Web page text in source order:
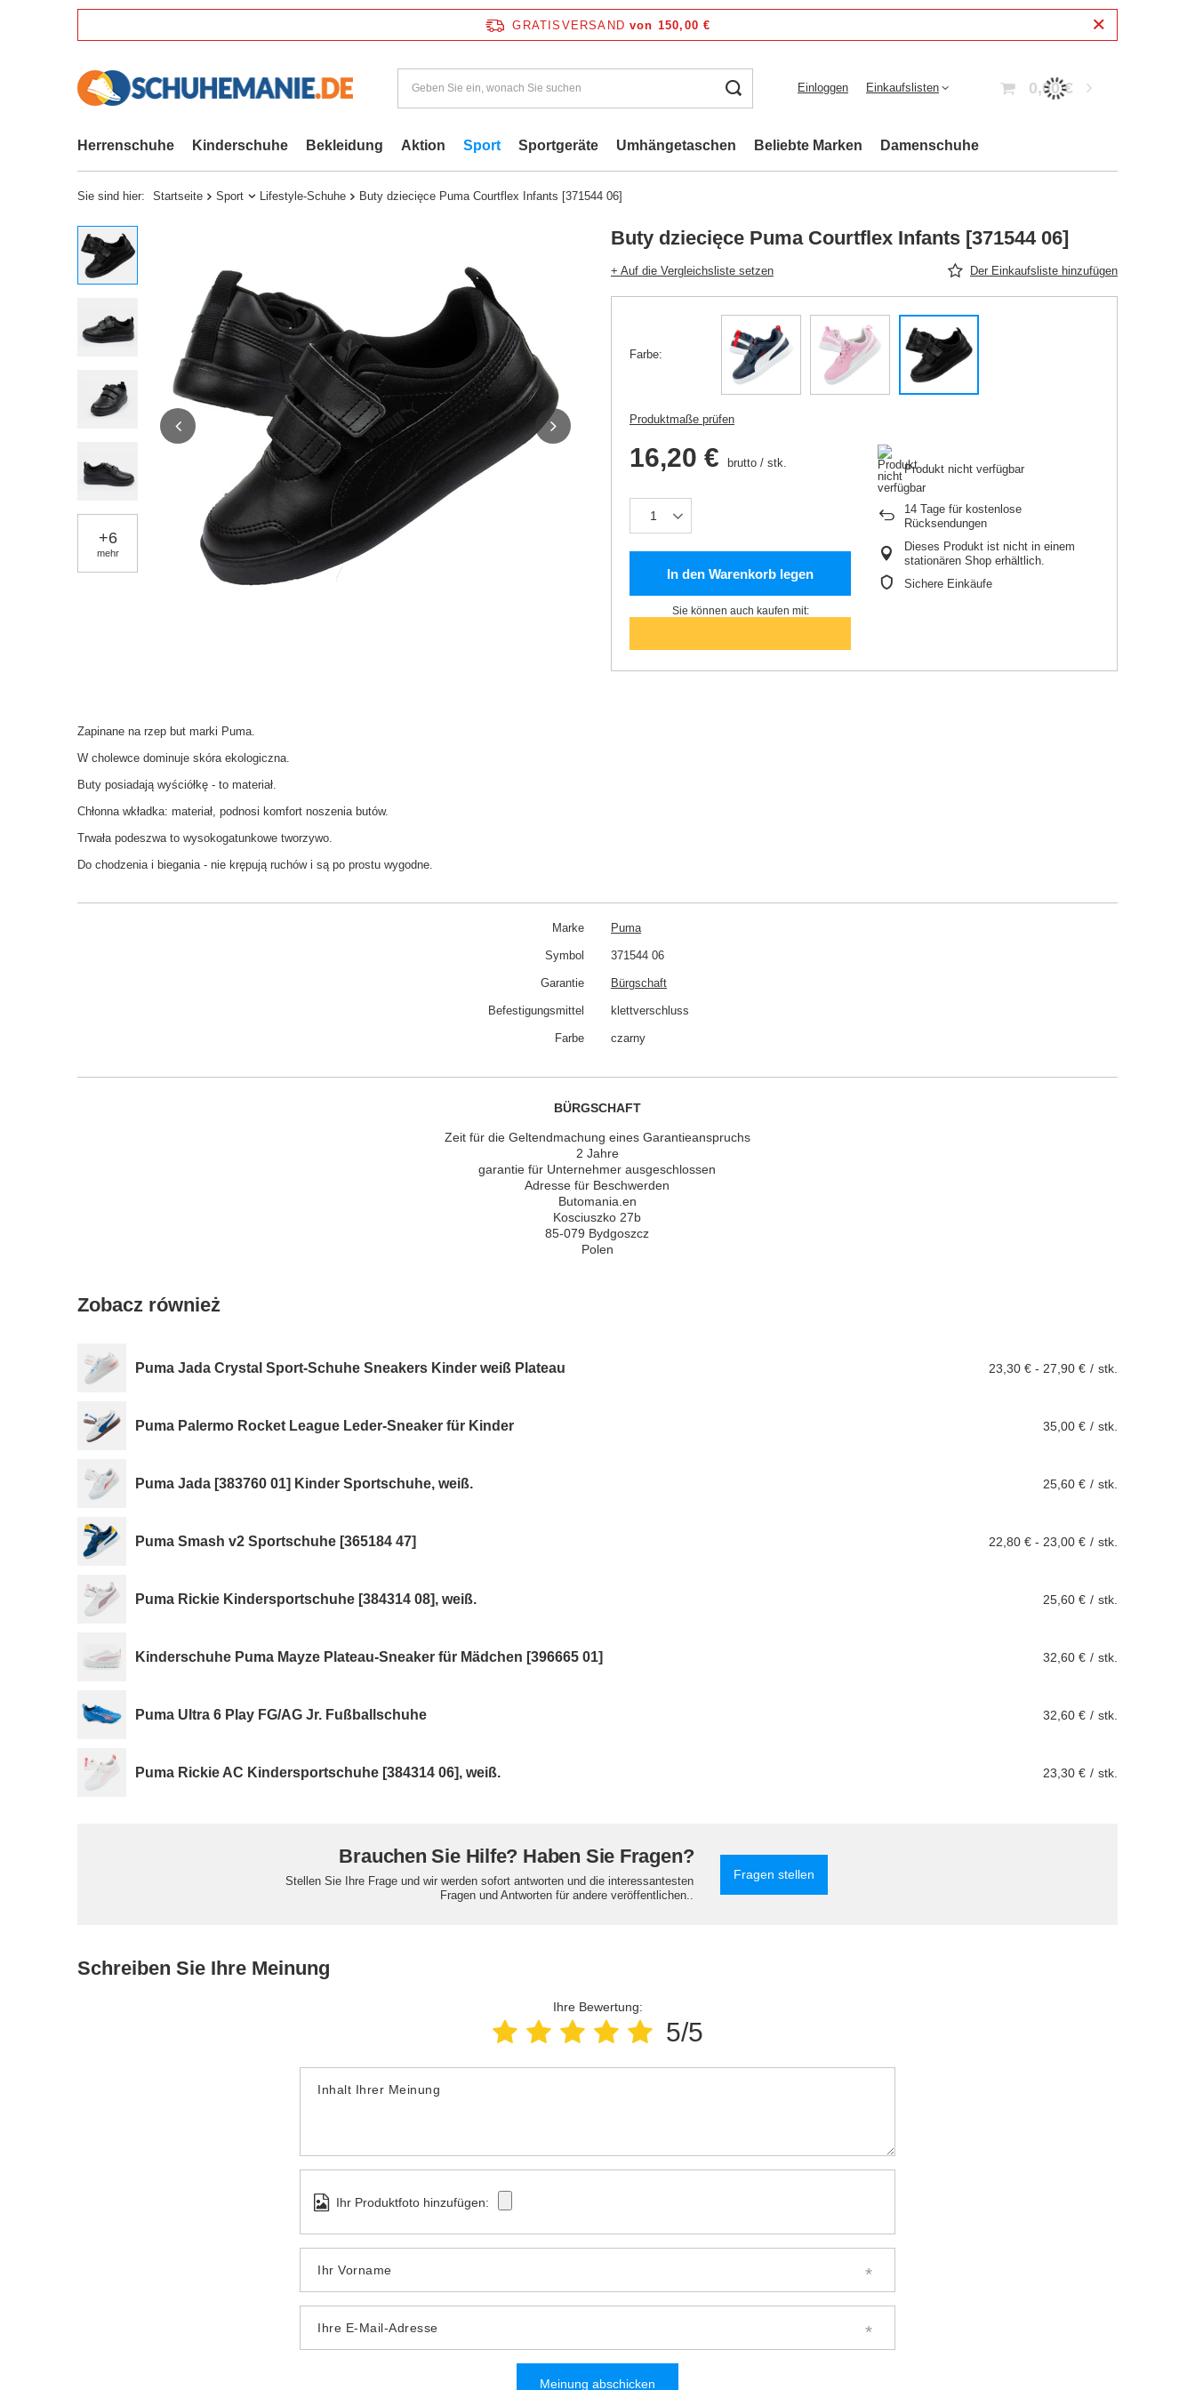
GRATISVERSAND von 150,00 €
Einloggen Einkaufslisten 0,00 €
Herrenschuhe Kinderschuhe Bekleidung Aktion Sport Sportgeräte Umhängetaschen Beliebte Marken Damenschuhe
Sie sind hier: Startseite Sport Lifestyle-Schuhe Buty dziecięce Puma Courtflex Infants [371544 06]
+6
mehr
Buty dziecięce Puma Courtflex Infants [371544 06]
+ Auf die Vergleichsliste setzen Der Einkaufsliste hinzufügen
Farbe
Produktmaße prüfen
16,20 € brutto / stk.
In den Warenkorb legen
Sie können auch kaufen mit:
Produkt nicht verfügbar
14 Tage für kostenlose
Rücksendungen
Dieses Produkt ist nicht in einem
stationären Shop erhältlich.
Sichere Einkäufe
Zapinane na rzep but marki Puma.
W cholewce dominuje skóra ekologiczna.
Buty posiadają wyściółkę - to materiał.
Chłonna wkładka: materiał, podnosi komfort noszenia butów.
Trwała podeszwa to wysokogatunkowe tworzywo.
Do chodzenia i biegania - nie krępują ruchów i są po prostu wygodne.
Marke Puma
Symbol 371544 06
Garantie Bürgschaft
Befestigungsmittel klettverschluss
Farbe czarny
BÜRGSCHAFT
Zeit für die Geltendmachung eines Garantieanspruchs
2 Jahre
garantie für Unternehmer ausgeschlossen
Adresse für Beschwerden
Butomania.en
Kosciuszko 27b
85-079 Bydgoszcz
Polen
Zobacz również
Puma Jada Crystal Sport-Schuhe Sneakers Kinder weiß Plateau 23,30 € - 27,90 € / stk.
Puma Palermo Rocket League Leder-Sneaker für Kinder 35,00 € / stk.
Puma Jada [383760 01] Kinder Sportschuhe, weiß. 25,60 € / stk.
Puma Smash v2 Sportschuhe [365184 47] 22,80 € - 23,00 € / stk.
Puma Rickie Kindersportschuhe [384314 08], weiß. 25,60 € / stk.
Kinderschuhe Puma Mayze Plateau-Sneaker für Mädchen [396665 01] 32,60 € / stk.
Puma Ultra 6 Play FG/AG Jr. Fußballschuhe 32,60 € / stk.
Puma Rickie AC Kindersportschuhe [384314 06], weiß. 23,30 € / stk.
Brauchen Sie Hilfe? Haben Sie Fragen?
Stellen Sie Ihre Frage und wir werden sofort antworten und die interessantesten
Fragen und Antworten für andere veröffentlichen..
Fragen stellen
Schreiben Sie Ihre Meinung
Ihre Bewertung:
5/5
Inhalt Ihrer Meinung
Ihr Produktfoto hinzufügen:
Ihr Vorname
Ihre E-Mail-Adresse
Meinung abschicken